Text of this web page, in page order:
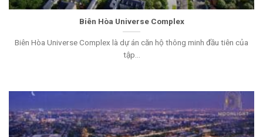
Biên Hòa Universe Complex
Biên Hòa Universe Complex là dự án căn hộ thông minh đầu tiên của
tập...